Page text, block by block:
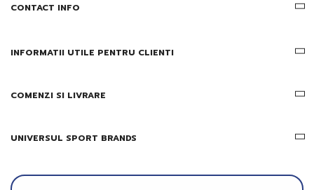
CONTACT INFO
INFORMATII UTILE PENTRU CLIENTI
COMENZI SI LIVRARE
UNIVERSUL SPORT BRANDS